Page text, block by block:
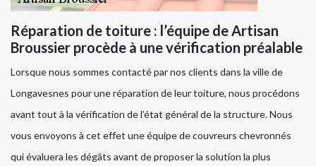
Réparation de toiture : l’équipe de Artisan
Broussier procède à une vérification préalable
Lorsque nous sommes contacté par nos clients dans la ville de
Longavesnes pour une réparation de leur toiture, nous procédons
avant tout à la vérification de l’état général de la structure. Nous
vous envoyons à cet effet une équipe de couvreurs chevronnés
qui évaluera les dégâts avant de proposer la solution la plus